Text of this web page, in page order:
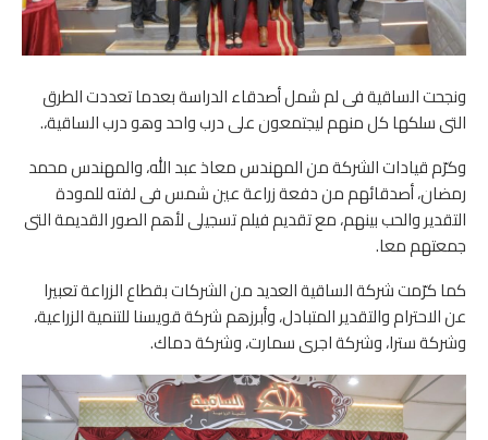
ونجحت الساقية فى لم شمل أصدقاء الدراسة بعدما تعددت الطرق
التى سلكها كل منهم ليجتمعون على درب واحد وهو درب الساقية،.
وكرّم قيادات الشركة من المهندس معاذ عبد الله، والمهندس محمد
رمضان، أصدقائهم من دفعة زراعة عين شمس فى لفته للمودة
التقدير والحب بينهم، مع تقديم فيلم تسجيلى لأهم الصور القديمة التى
جمعتهم معا.
كما كرّمت شركة الساقية العديد من الشركات بقطاع الزراعة تعبيرا
عن الاحترام والتقدير المتبادل، وأبرزهم شركة قويسنا للتنمية الزراعية،
وشركة سترا، وشركة اجرى سمارت، وشركة دماك.